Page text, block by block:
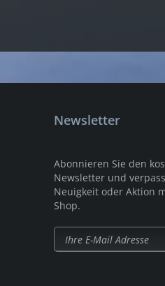
Newsletter
Abonnieren Sie den
Newsletter und
Neuigkeit oder Aktion
Shop.